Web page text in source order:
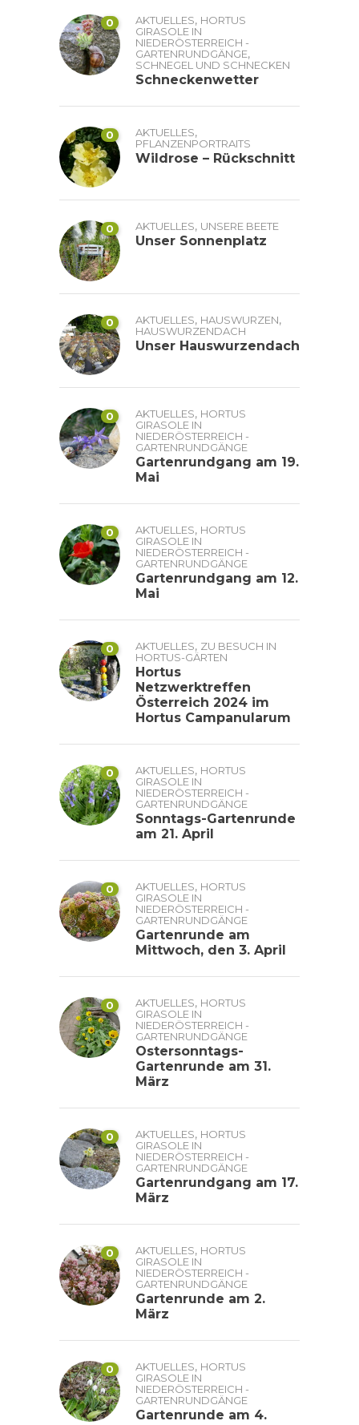
0 AKTUELLES, HORTUS
GIRASOLE IN
NIEDERÖSTERREICH -
GARTENRUNDGÄNGE,
SCHNEGEL UND SCHNECKEN
Schneckenwetter
0 AKTUELLES,
PFLANZENPORTRAITS
Wildrose – Rückschnitt
0 AKTUELLES, UNSERE BEETE
Unser Sonnenplatz
0 AKTUELLES, HAUSWURZEN,
HAUSWURZENDACH
Unser Hauswurzendach
0 AKTUELLES, HORTUS
GIRASOLE IN
NIEDERÖSTERREICH -
GARTENRUNDGÄNGE
Gartenrundgang am 19.
Mai
0 AKTUELLES, HORTUS
GIRASOLE IN
NIEDERÖSTERREICH -
GARTENRUNDGÄNGE
Gartenrundgang am 12.
Mai
0 AKTUELLES, ZU BESUCH IN
HORTUS-GÄRTEN
Hortus
Netzwerktreffen
Österreich 2024 im
Hortus Campanularum
0 AKTUELLES, HORTUS
GIRASOLE IN
NIEDERÖSTERREICH -
GARTENRUNDGÄNGE
Sonntags-Gartenrunde
am 21. April
0 AKTUELLES, HORTUS
GIRASOLE IN
NIEDERÖSTERREICH -
GARTENRUNDGÄNGE
Gartenrunde am
Mittwoch, den 3. April
0 AKTUELLES, HORTUS
GIRASOLE IN
NIEDERÖSTERREICH -
GARTENRUNDGÄNGE
Ostersonntags-
Gartenrunde am 31.
März
0 AKTUELLES, HORTUS
GIRASOLE IN
NIEDERÖSTERREICH -
GARTENRUNDGÄNGE
Gartenrundgang am 17.
März
0 AKTUELLES, HORTUS
GIRASOLE IN
NIEDERÖSTERREICH -
GARTENRUNDGÄNGE
Gartenrunde am 2.
März
0 AKTUELLES, HORTUS
GIRASOLE IN
NIEDERÖSTERREICH -
GARTENRUNDGÄNGE
Gartenrunde am 4.